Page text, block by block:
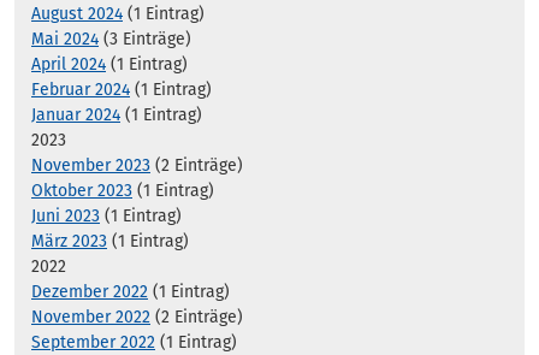
August 2024 (1 Eintrag)
Mai 2024 (3 Einträge)
April 2024 (1 Eintrag)
Februar 2024 (1 Eintrag)
Januar 2024 (1 Eintrag)
2023
November 2023 (2 Einträge)
Oktober 2023 (1 Eintrag)
Juni 2023 (1 Eintrag)
März 2023 (1 Eintrag)
2022
Dezember 2022 (1 Eintrag)
November 2022 (2 Einträge)
September 2022 (1 Eintrag)